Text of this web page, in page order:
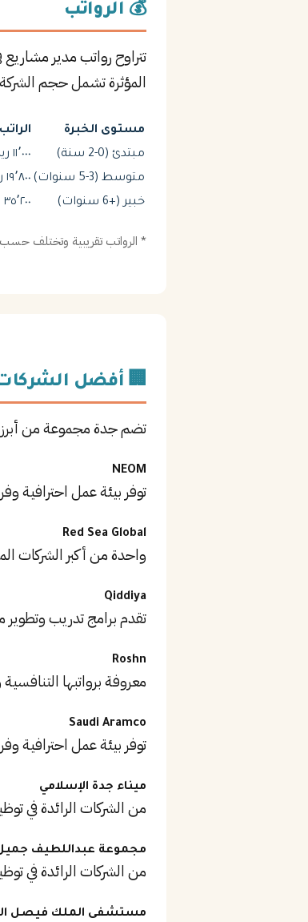
💰 الرواتب
تتراوح رواتب مدير
المؤثرة تشمل حجم
مستوى الخبرة
مبتدئ (0-2 سنة)
١١٬٠٠٠ ريال
متوسط (3-5 سنوات)
١٩٬٨٠٠ ريال
خبير (+6 سنوات)
٣٥٬٢٠٠ ريال
* الرواتب تقريبية وتختلف
🏢 أفضل
تضم جدة مجموعة من
NEOM
توفر بيئة عمل احترافية
Red Sea Global
واحدة من أكبر الشركات
Qiddiya
تقدم برامج تدريب
Roshn
معروفة برواتبها التنافسية
Saudi Aramco
توفر بيئة عمل احترافية
ميناء جدة الإسلامي
من الشركات الرائدة في
مجموعة عبداللطيف
من الشركات الرائدة في
مستشفى الملك فيصل